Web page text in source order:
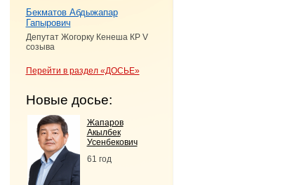
Бекматов Абдыжапар
Гапырович
Депутат Жогорку Кенеша КР V
созыва
Перейти в раздел «ДОСЬЕ»
Новые досье:
Жапаров
Акылбек
Усенбекович
61 год